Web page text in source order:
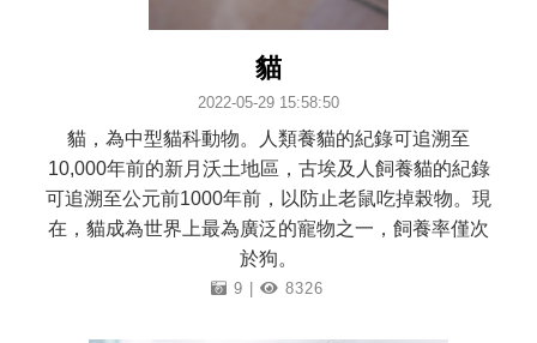
貓
2022-05-29 15:58:50
貓，為中型貓科動物。人類養貓的紀錄可追溯至
10,000年前的新月沃土地區，古埃及人飼養貓的紀錄
可追溯至公元前1000年前，以防止老鼠吃掉榖物。現
在，貓成為世界上最為廣泛的寵物之一，飼養率僅次
於狗。
9 | 8326